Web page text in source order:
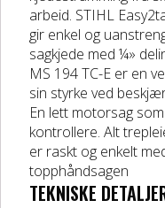
GIVI –
arbeid. STIHL
gir enkel og
sagkjede med ¼»
MS 194 TC-E er en
sin styrke ved
En lett motorsag
kontrollere. Alt
er raskt og enkelt
topphåndsagen
TEKNISKE